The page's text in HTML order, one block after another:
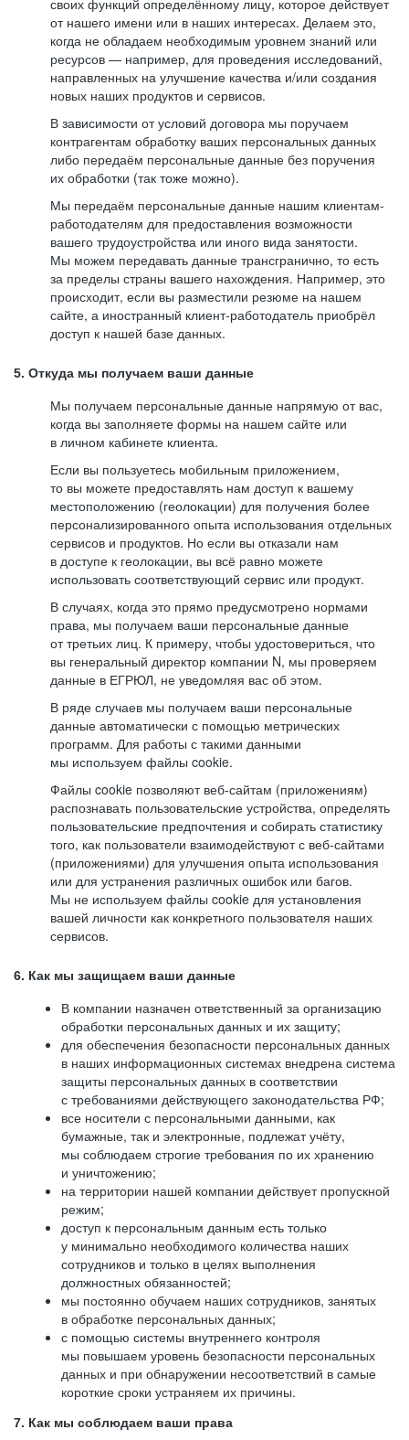
своих функций определённому лицу, которое действует
от нашего имени или в наших интересах. Делаем это,
когда не обладаем необходимым уровнем знаний или
ресурсов — например, для проведения исследований,
направленных на улучшение качества и/или создания
новых наших продуктов и сервисов.
В зависимости от условий договора мы поручаем
контрагентам обработку ваших персональных данных
либо передаём персональные данные без поручения
их обработки (так тоже можно).
Мы передаём персональные данные нашим клиентам-
работодателям для предоставления возможности
вашего трудоустройства или иного вида занятости.
Мы можем передавать данные трансгранично, то есть
за пределы страны вашего нахождения. Например, это
происходит, если вы разместили резюме на нашем
сайте, а иностранный клиент-работодатель приобрёл
доступ к нашей базе данных.
5. Откуда мы получаем ваши данные
Мы получаем персональные данные напрямую от вас,
когда вы заполняете формы на нашем сайте или
в личном кабинете клиента.
Если вы пользуетесь мобильным приложением,
то вы можете предоставлять нам доступ к вашему
местоположению (геолокации) для получения более
персонализированного опыта использования отдельных
сервисов и продуктов. Но если вы отказали нам
в доступе к геолокации, вы всё равно можете
использовать соответствующий сервис или продукт.
В случаях, когда это прямо предусмотрено нормами
права, мы получаем ваши персональные данные
от третьих лиц. К примеру, чтобы удостовериться, что
вы генеральный директор компании N, мы проверяем
данные в ЕГРЮЛ, не уведомляя вас об этом.
В ряде случаев мы получаем ваши персональные
данные автоматически с помощью метрических
программ. Для работы с такими данными
мы используем файлы cookie.
Файлы cookie позволяют веб-сайтам (приложениям)
распознавать пользовательские устройства, определять
пользовательские предпочтения и собирать статистику
того, как пользователи взаимодействуют с веб-сайтами
(приложениями) для улучшения опыта использования
или для устранения различных ошибок или багов.
Мы не используем файлы cookie для установления
вашей личности как конкретного пользователя наших
сервисов.
6. Как мы защищаем ваши данные
В компании назначен ответственный за организацию
обработки персональных данных и их защиту;
для обеспечения безопасности персональных данных
в наших информационных системах внедрена система
защиты персональных данных в соответствии
с требованиями действующего законодательства РФ;
все носители с персональными данными, как
бумажные, так и электронные, подлежат учёту,
мы соблюдаем строгие требования по их хранению
и уничтожению;
на территории нашей компании действует пропускной
режим;
доступ к персональным данным есть только
у минимально необходимого количества наших
сотрудников и только в целях выполнения
должностных обязанностей;
мы постоянно обучаем наших сотрудников, занятых
в обработке персональных данных;
с помощью системы внутреннего контроля
мы повышаем уровень безопасности персональных
данных и при обнаружении несоответствий в самые
короткие сроки устраняем их причины.
7. Как мы соблюдаем ваши права